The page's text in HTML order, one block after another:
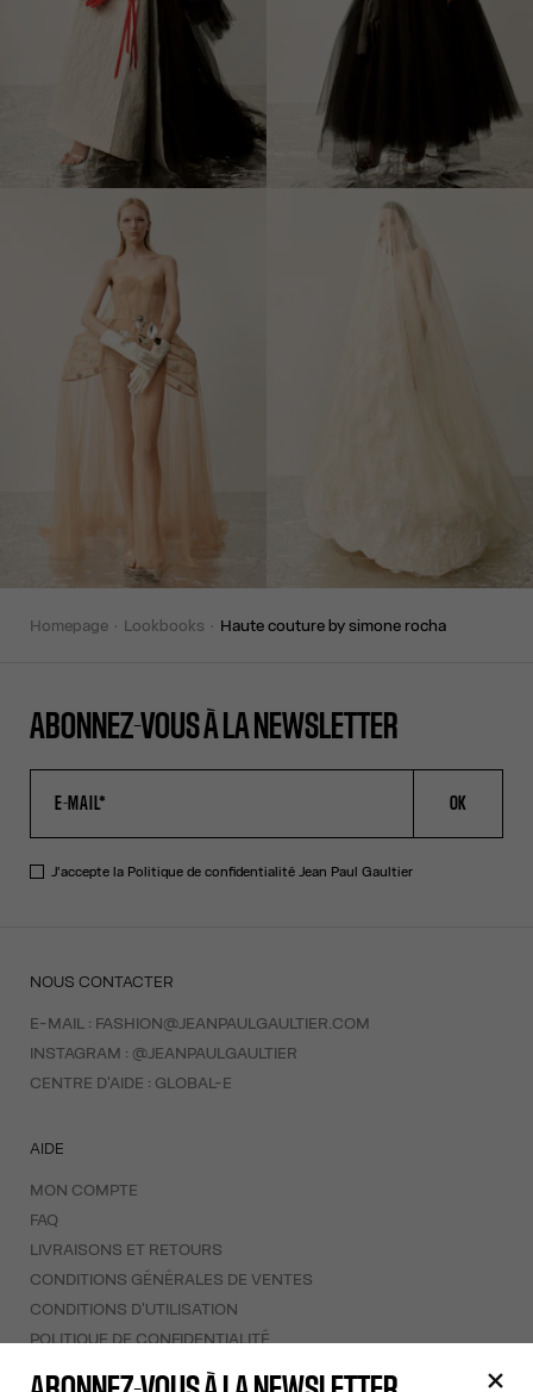
homepage lookbooks haute couture by simone rocha
ABONNEZ-VOUS À LA NEWSLETTER
OK
J'accepte la Politique de confidentialitéJean Paul Gaultier
NOUS CONTACTER
E-MAIL : FASHION@JEANPAULGAULTIER.COM
INSTAGRAM : @JEANPAULGAULTIER
CENTRE D'AIDE : GLOBAL-E
AIDE
MON COMPTE
FAQ
LIVRAISONS ET RETOURS
CONDITIONS GÉNÉRALES DE VENTES
CONDITIONS D'UTILISATION
POLITIQUE DE CONFIDENTIALITÉ
FORMULAIRE DE RÉTRACTATION